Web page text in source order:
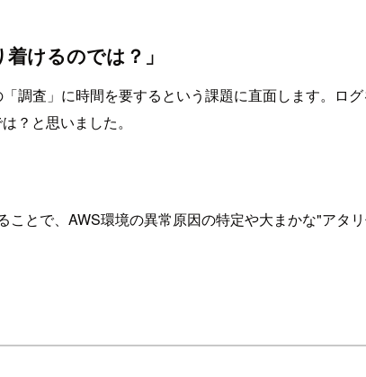
けるのでは？」
調査」に時間を要するという課題に直面します。ロ
？と思いました。
ことで、AWS環境の異常原因の特定や大まかな"ア